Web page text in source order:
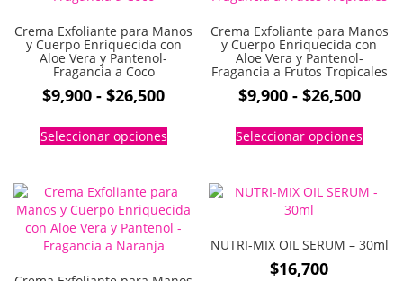
Crema Exfoliante para Manos
y Cuerpo Enriquecida con
Aloe Vera y Pantenol-
Fragancia a Coco
$9,900 - $26,500Rango
precios:
$9,900
hasta
$26,500
Seleccionar opcionesproducto
variantes.
Las
opciones
Crema Exfoliante para Manos
y Cuerpo Enriquecida con
Aloe Vera y Pantenol-
Fragancia a Frutos Tropicales
$9,900 - $26,500
Seleccionar opciones
se
NUTRI-MIX OIL SERUM – 30ml
$16,700